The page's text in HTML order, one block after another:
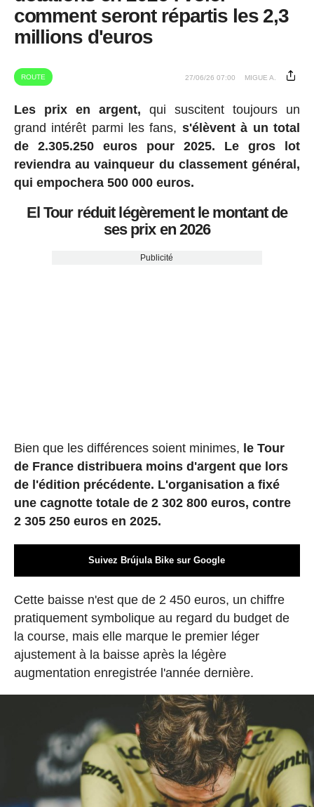
comment seront répartis les 2,3
millions d'euros
ROUTE 27/06/26 07:00 MIGUE A.
Les prix en argent, qui suscitent toujours un
grand intérêt parmi les fans, s'élèvent à un total
de 2.305.250 euros pour 2025.
Le gros lot
reviendra au vainqueur du classement général,
qui empochera 500 000 euros.
El Tour réduit légèrement le montant de
ses prix en 2026
Publicité
Bien que les différences soient minimes, le Tour
de France distribuera moins d'argent que lors
de l'édition précédente. L'organisation a fixé
une cagnotte totale de 2 302 800 euros, contre
2 305 250 euros en 2025.
Suivez Brújula Bike sur Google
Cette baisse n'est que de 2 450 euros, un chiffre
pratiquement symbolique au regard du budget de
la course, mais elle marque le premier léger
ajustement à la baisse après la légère
augmentation enregistrée l'année dernière.